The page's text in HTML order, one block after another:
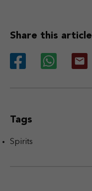
Share this article
Tags
Spirits